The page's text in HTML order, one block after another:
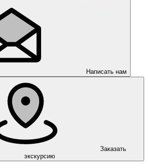
Написать нам
Заказать
экскурсию